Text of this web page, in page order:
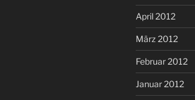
April 2012
März 2012
Februar 2012
Januar 2012